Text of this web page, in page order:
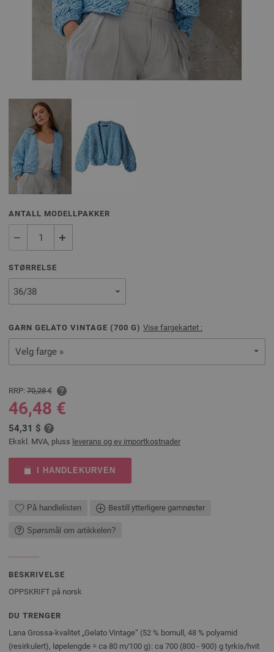
ANTALL MODELLPAKKER
STØRRELSE
GARN GELATO VINTAGE (700 G) Vise fargekartet :
Velg farge »
RRP: 70,28 €
46,48 €
54,31 $
Ekskl. MVA, pluss leverans og ev importkostnader
I HANDLEKURVEN
På handlelisten Bestill ytterligere garnnøster
Spørsmål om artikkelen?
BESKRIVELSE
OPPSKRIFT på norsk
DU TRENGER
Lana Grossa-kvalitet „Gelato Vintage“ (52 % bomull, 48 % polyamid
(resirkulert), løpelengde = ca 80 m/100 g): ca 700 (800 - 900) g tyrkis/hvit